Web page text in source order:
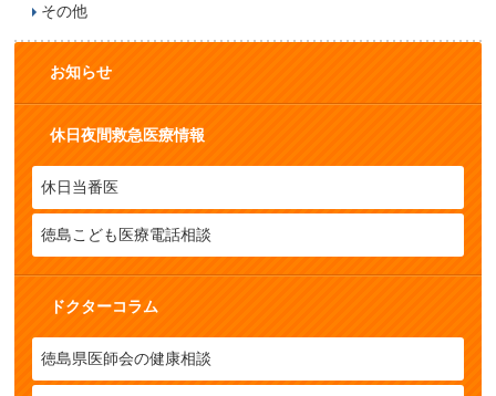
その他
お知らせ
休日夜間救急医療情報
休日当番医
徳島こども医療電話相談
ドクターコラム
徳島県医師会の健康相談